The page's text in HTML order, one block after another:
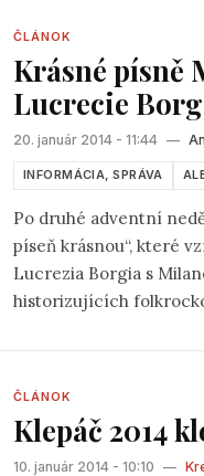
niekdajšej slávy, ale
ktoré však nestrácajú
socíku spravilo
ČLÁNOK
Krásné písně
Lucrecie
20. január 2014 - 11:44 —
INFORMÁCIA, SPRÁVA
Po druhé adventní
píseň krásnou“, které
Lucrezia Borgia s
historizujících
Schelinger. Milovníky
zpěvačky Céline Bossu
ČLÁNOK
Klepáč 2014
10. január 2014 - 10:10 —